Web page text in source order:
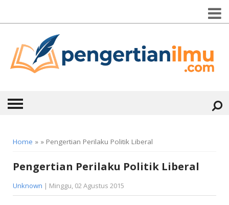
KONTAK
Home » » Pengertian Perilaku Politik Liberal
Pengertian Perilaku Politik Liberal
Unknown | Minggu, 02 Agustus 2015